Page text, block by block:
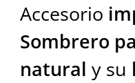
Accesorio
Sombrero
natural y su